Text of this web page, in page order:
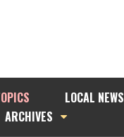
LOCAL NEWS
ARCHIVES